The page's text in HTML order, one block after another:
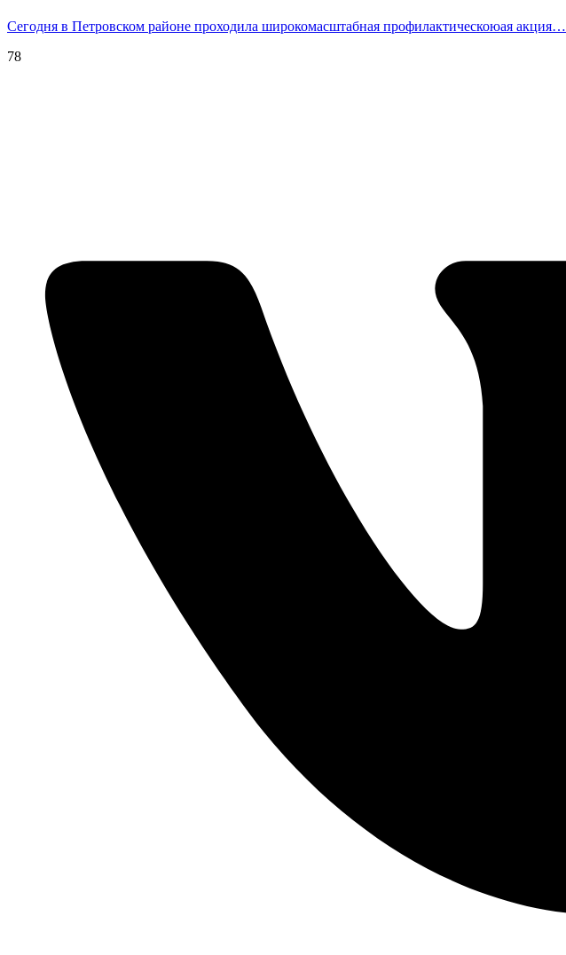
Сегодня в Петровском районе проходила широкомасштабная профилактическоюая акция…
78